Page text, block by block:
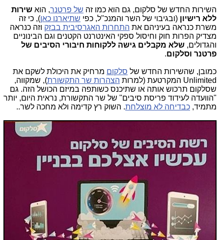
השירות החדש של סלקום, גם הוא כמו זה של פרטנר, הוא שירות
ללא רישיון (ובגיבוי של השר והמנכ"ל, כפי שתיארנו כאן), כי זה
משרת כנראה בעיניהם את התחרות האגרסיבית בבזק וזה כנראה
מצדיק הפרות חוק וחיסול ספקי האינטרנט הקטנים וגם הבינוניים
והגדולים, שלא מקבלים גישה ללקוחות חיבורי הסיבים של
פרטנר וסלקום.
כמובן, שהשירות החדש של סלקום מרחיק את היכולת לשקם את
Unlimited המקרטעת (למרות
הצהרות שר התקשורת), שמקווה,
שסלקום תרכוש אותה או שתיכנס כשותפה במיזם הכושל הזה. גם
"הוועדה לעידוד פריסת סיבים" של שר התקשורת, נראית היום, יותר
מתמיד, כבדיחה לא מוצלחת. השוק רץ קדימה ולא מחכה לשר..